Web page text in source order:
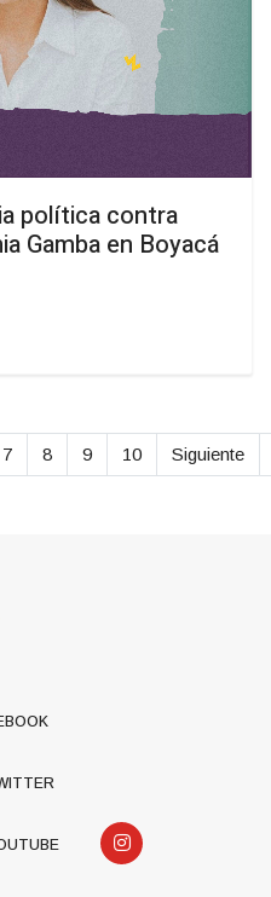
política contra
Gamba en Boyacá
7 8 9 10 Siguiente